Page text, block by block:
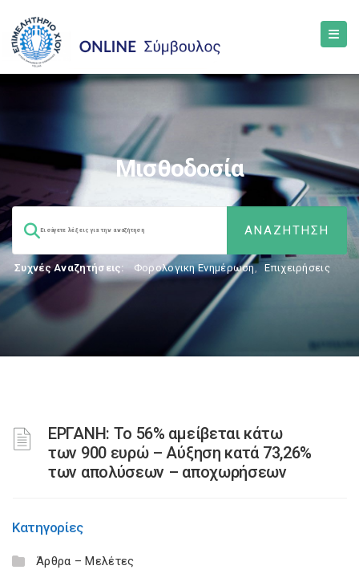
Μισθοδοσία
Συχνές Αναζητήσεις: Φορολογικη Ενημέρωση, Επιχειρήσεις
ΕΡΓΑΝΗ: Το 56% αμείβεται κάτω
των 900 ευρώ – Αύξηση κατά 73,26%
των απολύσεων – αποχωρήσεων
Κατηγορίες
Άρθρα – Μελέτες